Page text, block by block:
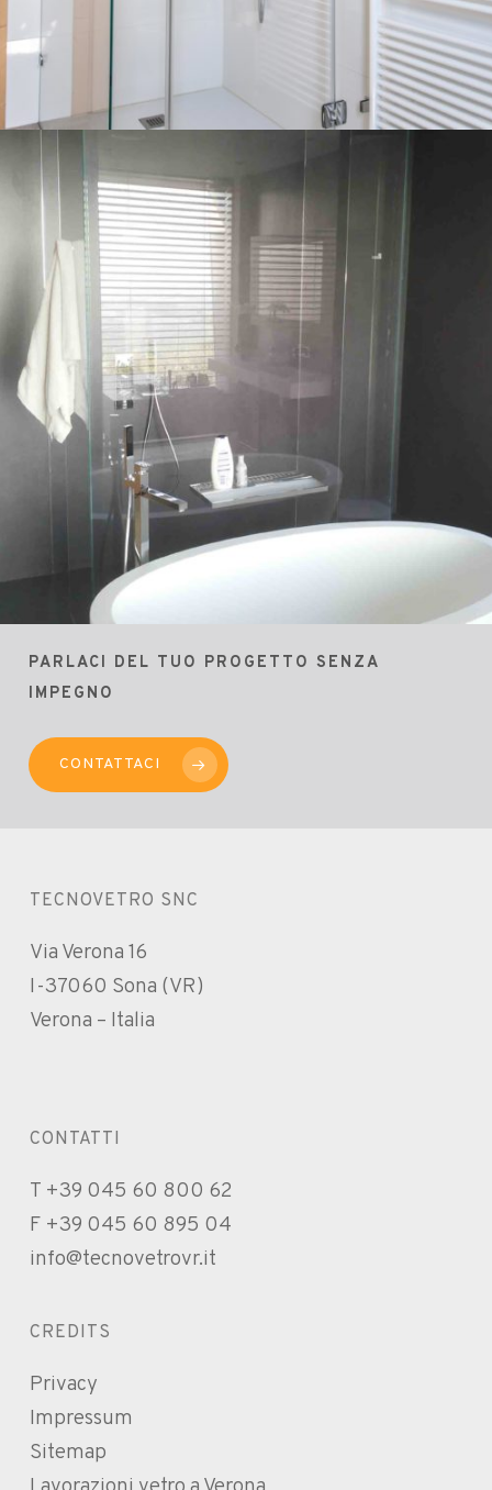
PARLACI DEL TUO PROGETTO SENZA
IMPEGNO
CONTATTACI
TECNOVETRO SNC
Via Verona 16
I-37060 Sona (VR)
Verona – Italia
CONTATTI
T +39 045 60 800 62
F +39 045 60 895 04
info@tecnovetrovr.it
CREDITS
Privacy
Impressum
Sitemap